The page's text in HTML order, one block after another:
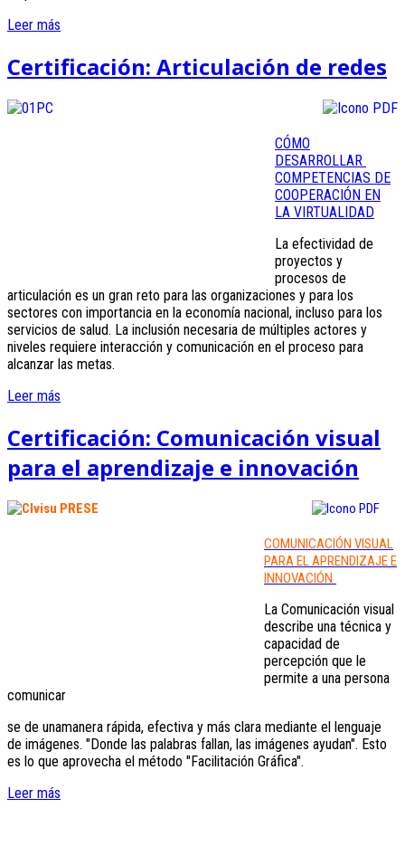
Leer más
Certificación: Articulación de redes
CÓMO
DESARROLLAR
COMPETENCIAS DE
COOPERACIÓN EN
LA VIRTUALIDAD
La efectividad de
proyectos y
procesos de
articulación es un gran reto para las organizaciones y para los
sectores con importancia en la economía nacional, incluso para los
servicios de salud. La inclusión necesaria de múltiples actores y
niveles requiere interacción y comunicación en el proceso para
alcanzar las metas.
Leer más
Certificación: Comunicación visual
para el aprendizaje e innovación
COMUNICACIÓN VISUAL
PARA EL APRENDIZAJE E
INNOVACIÓN
La Comunicación visual
describe una técnica y
capacidad de
percepción que le
permite a una persona
comunicar
se de unamanera rápida, efectiva y más clara mediante el lenguaje
de imágenes. "Donde las palabras fallan, las imágenes ayudan". Esto
es lo que aprovecha el método "Facilitación Gráfica".
Leer más